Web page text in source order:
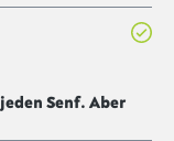
Senf. Aber